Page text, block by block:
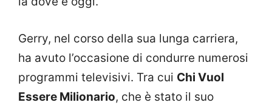
Gerry, nel corso della sua lunga carriera,
ha avuto l’occasione di condurre numerosi
programmi televisivi. Tra cui Chi Vuol
Essere Milionario, che è stato il suo